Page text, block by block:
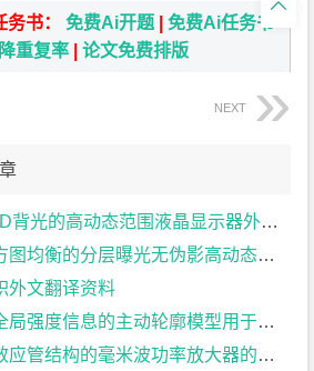
务书：免费Ai开题 |免费Ai任务书
重复率 |论文免费排版
NEXT
的高动态范围液晶显示器外文翻译资料
的分层曝光无伪影高动态范围成像外文翻译资料
外文翻译资料
息的主动轮廓模型用于医学图像分割外文翻译资料
构的毫米波功率放大器的分析与设计外文翻译资料
